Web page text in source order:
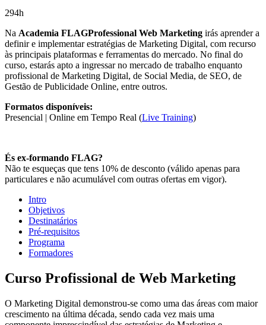
294h
Na Academia FLAGProfessional Web Marketing irás aprender a
definir e implementar estratégias de Marketing Digital, com recurso
às principais plataformas e ferramentas do mercado. No final do
curso, estarás apto a ingressar no mercado de trabalho enquanto
profissional de Marketing Digital, de Social Media, de SEO, de
Gestão de Publicidade Online, entre outros.
Formatos disponíveis:
Presencial | Online em Tempo Real (Live Training)
És ex-formando FLAG?
Não te esqueças que tens 10% de desconto (válido apenas para
particulares e não acumulável com outras ofertas em vigor).
Intro
Objetivos
Destinatários
Pré-requisitos
Programa
Formadores
Curso Profissional de Web Marketing
O Marketing Digital demonstrou-se como uma das áreas com maior
crescimento na última década, sendo cada vez mais uma